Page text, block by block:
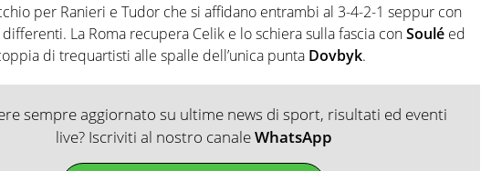
per Ranieri e Tudor che si affidano entrambi al 3-4-2-1 seppur con
La Roma recupera Celik e lo schiera sulla fascia conSoulé ed
di trequartisti alle spalle dell’unica punta Dovbyk.
sempre aggiornato su ultime news di sport, risultati ed eventi
live? Iscriviti al nostro canaleWhatsApp